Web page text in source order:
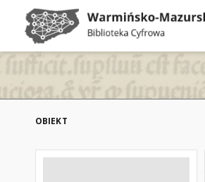
OBIEKT